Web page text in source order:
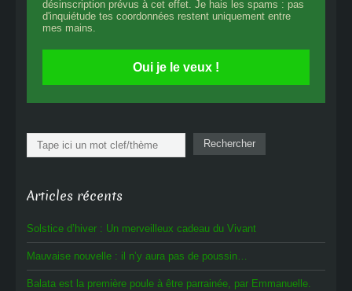
désinscription prévus à cet effet. Je hais les spams : pas
d'inquiétude tes coordonnées restent uniquement entre
mes mains.
Oui je le veux !
Rechercher Rechercher
Articles récents
Solstice d’hiver : Un merveilleux cadeau du Vivant
Mauvaise nouvelle : il n’y aura pas de poussin…
Balata est la première poule à être parrainée, par Emmanuelle.